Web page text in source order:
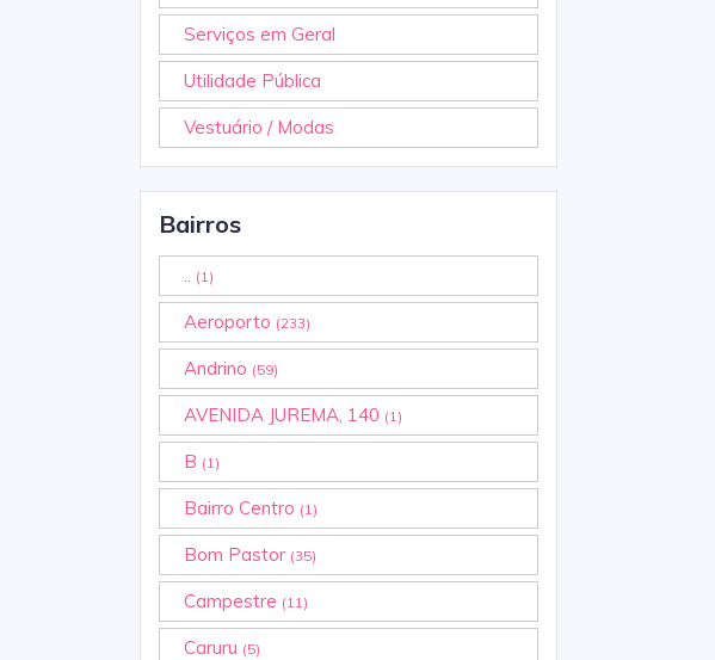
Serviços em Geral
Utilidade Pública
Vestuário / Modas
Bairros
.. (1)
Aeroporto (233)
Andrino (59)
AVENIDA JUREMA, 140 (1)
B (1)
Bairro Centro (1)
Bom Pastor (35)
Campestre (11)
Caruru (5)